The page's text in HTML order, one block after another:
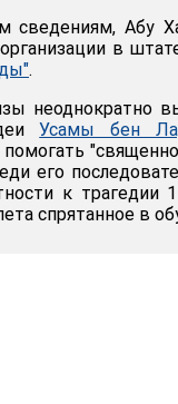
сведениям, Абу
в
.
неоднократно
Усамы бен
его
к
спрятанное в